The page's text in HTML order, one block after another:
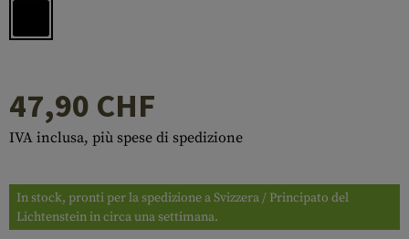
47,90 CHF
IVA inclusa, più spese di spedizione
In stock, pronti per la spedizione a Svizzera / Principato del
Lichtenstein in circa una settimana.